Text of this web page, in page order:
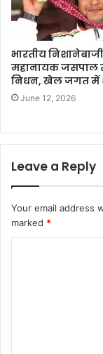
भारतीय
महानायक जसपाल
निधन, खेल जगत में
June 12, 2026
Leave a Reply
Your email address
marked *